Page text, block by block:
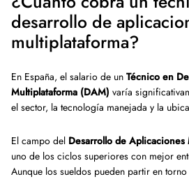
desarrollo de
multiplataforma?
En España, el salario de un Técnico en
Multiplataforma (DAM) varía
el sector, la tecnología manejada y la
El campo del Desarrollo de
uno de los ciclos superiores con mejor
Aunque los sueldos pueden partir en torno